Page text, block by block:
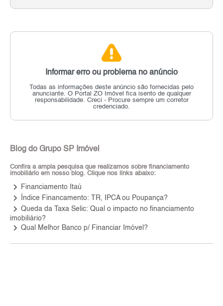
Informar erro ou problema no anúncio
Todas as informações deste anúncio são fornecidas pelo
anunciante. O Portal ZO Imóvel fica isento de qualquer
responsabilidade. Creci - Procure sempre um corretor
credenciado.
Blog do Grupo SP Imóvel
Confira a ampla pesquisa que realizamos sobre financiamento
imobiliário em nosso blog. Clique nos links abaixo:
keyboard_arrow_right Financiamento Itaú
keyboard_arrow_right Índice Financamento: TR, IPCA ou Poupança?
keyboard_arrow_right Queda da Taxa Selic: Qual o impacto no financiamento
imobiliário?
keyboard_arrow_right Qual Melhor Banco p/ Financiar Imóvel?